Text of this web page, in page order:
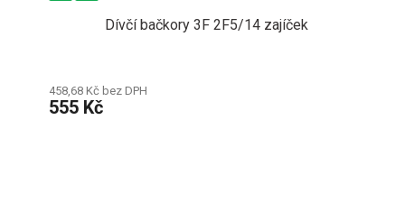
Dívčí bačkory 3F 2F5/14 zajíček
458,68 Kč bez DPH
555 Kč